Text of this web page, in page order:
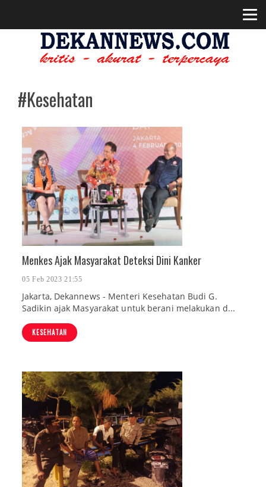
#Kesehatan
Menkes Ajak Masyarakat Deteksi Dini Kanker
05 Feb 2023 21:55
Jakarta, Dekannews - Menteri Kesehatan Budi G.
Sadikin ajak Masyarakat untuk berani melakukan d...
KESEHATAN